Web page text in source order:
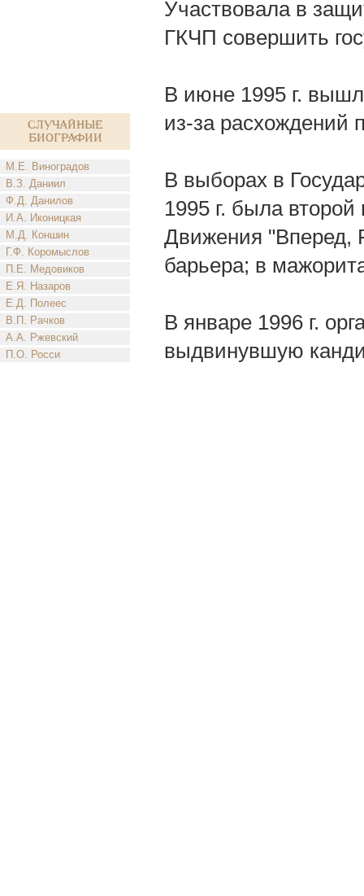
Случайные
биографии
М.Е. Виноградов
В.З. Даниил
Ф.Д. Данилов
И.А. Иконицкая
М.Д. Коншин
Г.Ф. Коромыслов
П.Е. Медовиков
Е.Я. Назаров
Е.Д. Полеес
В.П. Рачков
А.А. Ржевский
П.О. Росси
Участвовала в
ГКЧП совершить
В июне 1995 г.
из-за расхождений
В выборах в
1995 г. была
Движения "Вперед,
барьера; в
В январе 1996 г.
выдвинувшую